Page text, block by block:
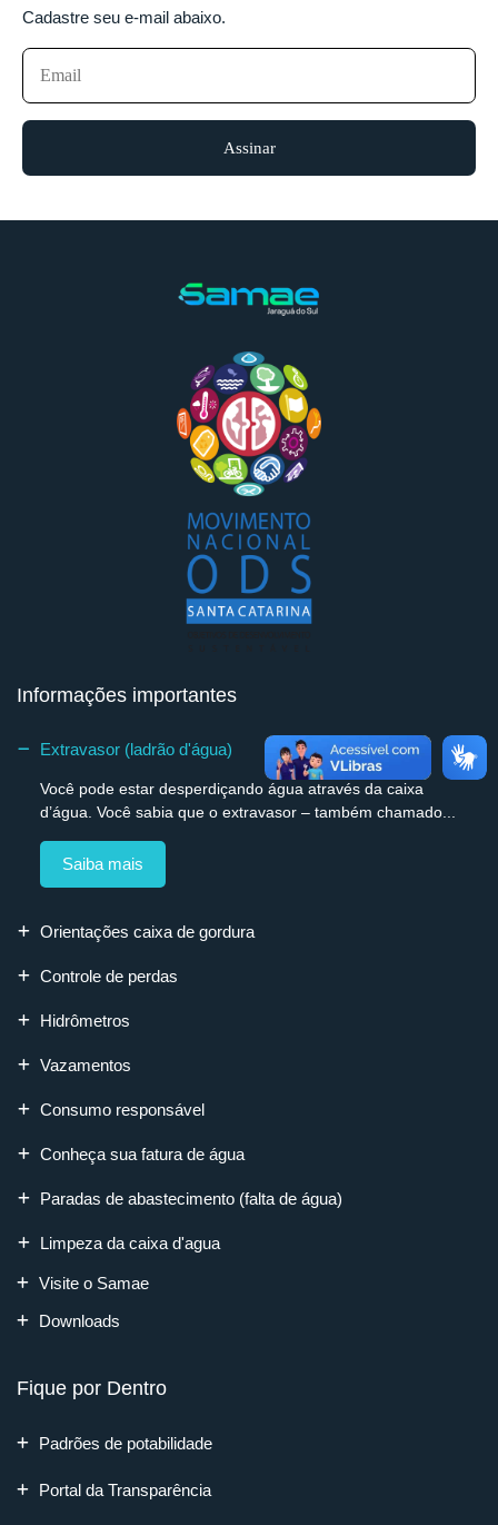
Cadastre seu e-mail abaixo.
Assinar
Informações importantes
Extravasor (ladrão d'água)
Você pode estar desperdiçando água através da caixa
d’água. Você sabia que o extravasor – também chamado...
Saiba mais
Orientações caixa de gordura
Controle de perdas
Hidrômetros
Vazamentos
Consumo responsável
Conheça sua fatura de água
Paradas de abastecimento (falta de água)
Limpeza da caixa d'agua
Visite o Samae
Downloads
Fique por Dentro
Padrões de potabilidade
Portal da Transparência